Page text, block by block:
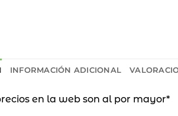
INFORMACIÓN ADICIONAL
en la web son al por mayor*